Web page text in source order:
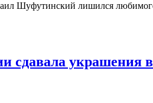
Шуфутинский лишился
сдавала украшения